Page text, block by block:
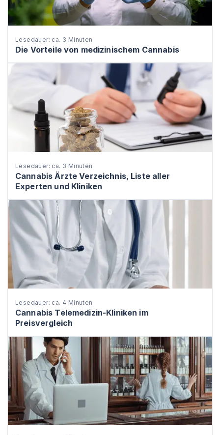
Lesedauer: ca. 3 Minuten
Die Vorteile von medizinischem Cannabis
Lesedauer: ca. 3 Minuten
Cannabis Ärzte Verzeichnis, Liste aller
Experten und Kliniken
Lesedauer: ca. 4 Minuten
Cannabis Telemedizin-Kliniken im
Preisvergleich